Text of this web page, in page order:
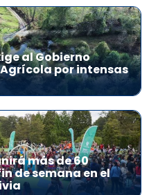
al Gobierno
por intensas
más de 60
de semana en el